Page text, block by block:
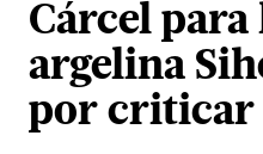
Cárcel para
argelina
por criticar